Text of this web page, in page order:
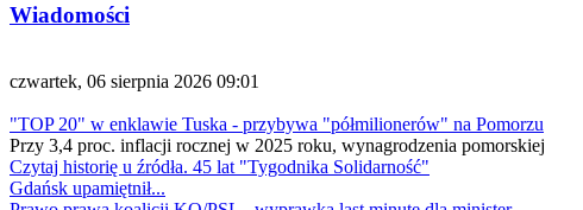
Wiadomości
czwartek, 06 sierpnia 2026 09:01
"TOP 20" w enklawie Tuska - przybywa "półmilionerów" na Pomorzu
Przy 3,4 proc. inflacji rocznej w 2025 roku, wynagrodzenia pomorskiej
Czytaj historię u źródła. 45 lat "Tygodnika Solidarność"
Gdańsk upamiętnił...